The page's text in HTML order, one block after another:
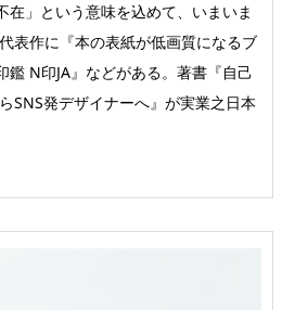
在」という意味を込めて、いまいま
表作に『本の表紙が低画質になるブ
鑑 N印JA』などがある。著書『自己
SNS発デザイナーへ』が実業之日本